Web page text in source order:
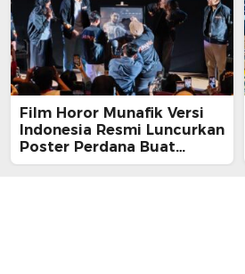
Film Horor Munafik Versi
Indonesia Resmi Luncurkan
Poster Perdana Buat
Kesan Spiritual Religi